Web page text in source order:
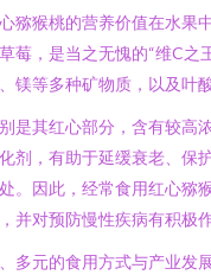
猕猴桃的营养价值在水果
莓，是当之无愧的“维C之
镁等多种矿物质，以及叶
是其红心部分，含有较高
剂，有助于延缓衰老、保
。因此，经常食用红心猕
并对预防慢性疾病有积极作
多元的食用方式与产业发